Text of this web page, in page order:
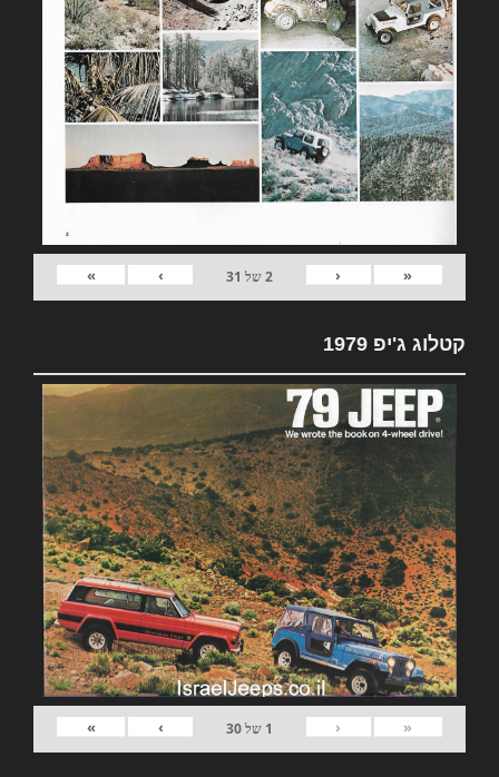
«
‹
2של 31
›
»
קטלוג ג'יפ 1979
«
‹
1 של30
›
»